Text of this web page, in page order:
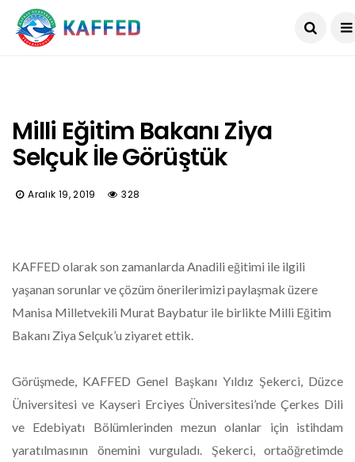
Milli Eğitim Bakanı Ziya
Selçuk İle Görüştük
Aralık 19, 2019 328
KAFFED olarak son zamanlarda Anadili eğitimi ile ilgili
yaşanan sorunlar ve çözüm önerilerimizi paylaşmak üzere
Manisa Milletvekili Murat Baybatur ile birlikte Milli Eğitim
Bakanı Ziya Selçuk’u ziyaret ettik.
Görüşmede, KAFFED Genel Başkanı Yıldız Şekerci, Düzce
Üniversitesi ve Kayseri Erciyes Üniversitesi’nde Çerkes Dili
ve Edebiyatı Bölümlerinden mezun olanlar için istihdam
yaratılmasının önemini vurguladı. Şekerci, ortaöğretimde